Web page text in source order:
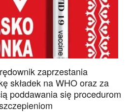
zaprzestania
składek na WHO oraz za
poddawania się procedurom